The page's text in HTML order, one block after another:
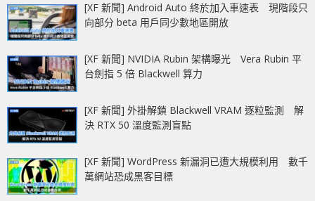
[XF 新聞] Android Auto 終於加入車速表 現階段只
向部分 beta 用戶同少數地區開放
[XF 新聞] NVIDIA Rubin 架構曝光 Vera Rubin 平
台劍指 5 倍 Blackwell 算力
[XF 新聞] 外掛解鎖 Blackwell VRAM 逐粒監測 解
決 RTX 50 溫度監測盲點
[XF 新聞] WordPress 新漏洞已遭大規模利用 數千
萬網站恐成黑客目標